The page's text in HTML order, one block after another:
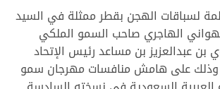
لسباقات الهجن بقطر ممثلة في السيد
الهاجري صاحب السمو الملكي
بن عبدالعزيز بن مساعد رئيس الإتحاد
وذلك على هامش منافسات مهرجان سمو